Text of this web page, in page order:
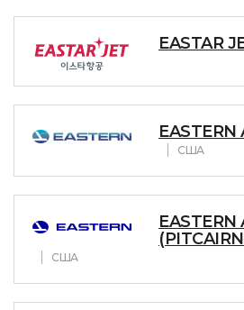
EASTAR
EASTERN
США
EASTERN
США